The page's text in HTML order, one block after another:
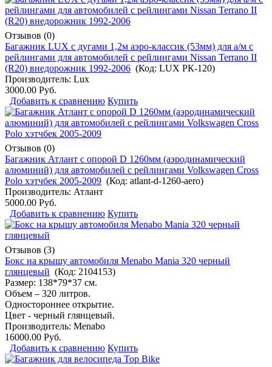
Отзывов (0)
Багажник LUX с дугами 1,2м аэро-классик (53мм) для а/м с
рейлингами для автомобилей с рейлингами Nissan Terrano II
(R20) внедорожник 1992-2006 (Код: LUX РК-120)
Производитель: Lux
3000.00 Руб.
Добавить к сравнению Купить
Отзывов (0)
Багажник Атлант с опорой D 1260мм (аэродинамический
алюминий) для автомобилей с рейлингами Volkswagen Cross
Polo хэтчбек 2005-2009 (Код: atlant-d-1260-aero)
Производитель: Атлант
5000.00 Руб.
Добавить к сравнению Купить
Отзывов (3)
Бокс на крышу автомобиля Menabo Mania 320 черный
глянцевый (Код: 2104153)
Размер: 138*79*37 см.
Объем – 320 литров.
Одностороннее открытие.
Цвет - черный глянцевый.
Производитель: Menabo
16000.00 Руб.
Добавить к сравнению Купить